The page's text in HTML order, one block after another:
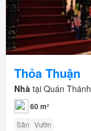
Thỏa Thuận
Nhà tại Quán
60 m²
Sân Vườn